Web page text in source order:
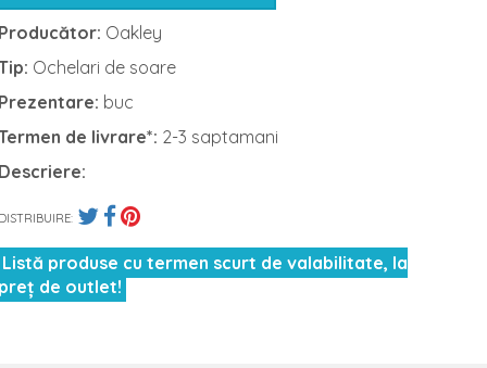
Oakley
Ochelari de soare
buc
de livrare*: 2-3 saptamani
Listă produse cu termen scurt de valabilitate, la
de outlet!